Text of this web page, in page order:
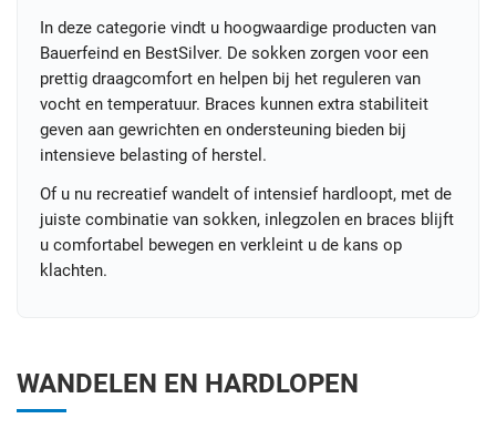
In deze categorie vindt u hoogwaardige producten van
Bauerfeind en BestSilver. De sokken zorgen voor een
prettig draagcomfort en helpen bij het reguleren van
vocht en temperatuur. Braces kunnen extra stabiliteit
geven aan gewrichten en ondersteuning bieden bij
intensieve belasting of herstel.
Of u nu recreatief wandelt of intensief hardloopt, met de
juiste combinatie van sokken, inlegzolen en braces blijft
u comfortabel bewegen en verkleint u de kans op
klachten.
WANDELEN EN HARDLOPEN